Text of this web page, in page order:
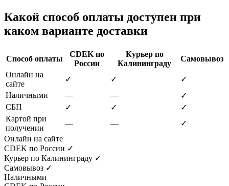
Какой способ оплаты доступен при
каком варианте доставки
Способ оплаты
CDEK по
России
Курьер по
Калининграду
Самовывоз
Онлайн на
сайте
✓ ✓
✓
Наличными
— —
✓
СБП
✓ ✓
✓
Картой при
получении
— —
✓
Онлайн на сайте
CDEK по России ✓
Курьер по Калининграду ✓
Самовывоз ✓
Наличными